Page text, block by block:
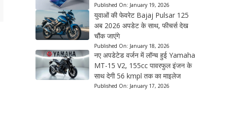
Published On: January 19, 2026
युवाओं की फेवरेट Bajaj Pulsar 125
अब 2026 अपडेट के साथ, फीचर्स देख
चौंक जाएंगे
Published On: January 18, 2026
नए अपडेटेड वर्जन में लॉन्च हुई Yamaha
MT-15 V2, 155cc पावरफुल इंजन के
साथ देगी 56 kmpl तक का माइलेज
Published On: January 17, 2026